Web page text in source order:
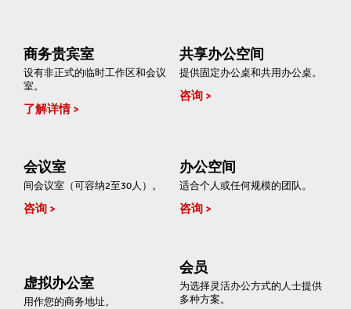
商务贵宾室
设有非正式的临时工作区和会议
室。
了解详情
共享办公空间
提供固定办公桌和共用办公桌。
咨询
会议室
间会议室（可容纳2至30人）。
咨询
办公空间
适合个人或任何规模的团队。
咨询
虚拟办公室
用作您的商务地址。
会员
为选择灵活办公方式的人士提供
多种方案。